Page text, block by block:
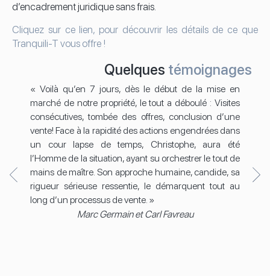
d’encadrement juridique sans frais.
Cliquez sur ce lien, pour découvrir les détails de ce que
Tranquili-T vous offre !
Quelques témoignages
« Voilà qu’en 7 jours, dès le début de la mise en
marché de notre propriété, le tout a déboulé : Visites
consécutives, tombée des offres, conclusion d’une
vente! Face à la rapidité des actions engendrées dans
un cour lapse de temps, Christophe, aura été
l’Homme de la situation, ayant su orchestrer le tout de
mains de maître. Son approche humaine, candide, sa
rigueur sérieuse ressentie, le démarquent tout au
long d’un processus de vente. »
Marc Germain et Carl Favreau